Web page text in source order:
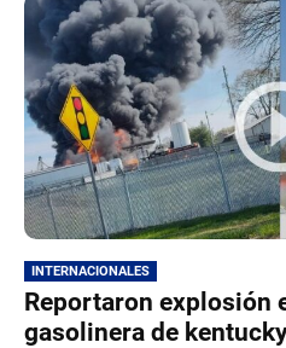
INTERNACIONALES
Reportaron explosión
gasolinera de